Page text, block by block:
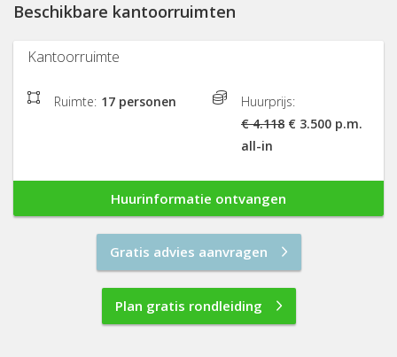
Beschikbare kantoorruimten
Kantoorruimte
Ruimte: 17 personen
Huurprijs:
€ 4.118 € 3.500 p.m.
all-in
Huurinformatie ontvangen
Gratis advies aanvragen
Plan gratis rondleiding